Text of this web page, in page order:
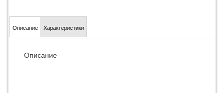
Описание Характеристики
Описание